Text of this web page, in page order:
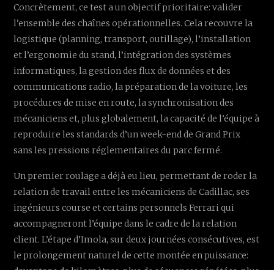
Concrètement, ce test a un objectif prioritaire: valider
l’ensemble des chaînes opérationnelles. Cela recouvre la
logistique (planning, transport, outillage), l’installation
et l’ergonomie du stand, l’intégration des systèmes
informatiques, la gestion des flux de données et des
communications radio, la préparation de la voiture, les
procédures de mise en route, la synchronisation des
mécaniciens et, plus globalement, la capacité de l’équipe à
reproduire les standards d’un week-end de Grand Prix
sans les pressions réglementaires du parc fermé.
Un premier roulage a déjà eu lieu, permettant de roder la
relation de travail entre les mécaniciens de Cadillac, ses
ingénieurs course et certains personnels Ferrari qui
accompagneront l’équipe dans le cadre de la relation
client. L’étape d’Imola, sur deux journées consécutives, est
le prolongement naturel de cette montée en puissance: